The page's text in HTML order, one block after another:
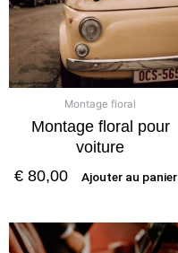
Montage floral
Montage floral pour
voiture
€ 80,00 Ajouter au panier